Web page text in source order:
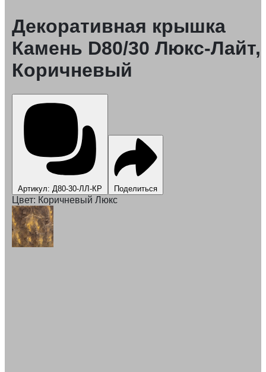
Декоративная крышка
Камень D80/30 Люкс-Лайт,
Коричневый
Артикул: Д80-30-ЛЛ-КР Поделиться
Цвет: Коричневый Люкс